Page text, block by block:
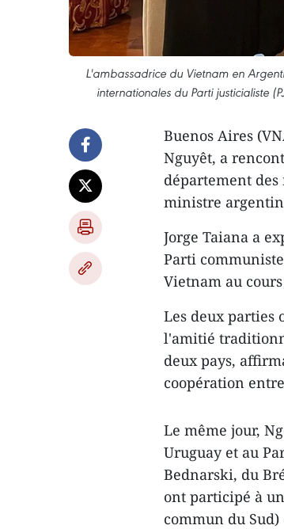
L'ambassadrice du Vietnam en
internationales du Parti justicialiste
Buenos Aires
Nguyêt, a
département
ministre argentin
Jorge Taiana a
Parti
Vietnam au
Les deux
l'amitié
deux pays,
coopération
Le même jour,
Uruguay et au
Bednarski, du
ont participé à
commun du